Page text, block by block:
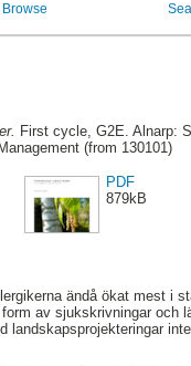
Browse
First cycle, G2E. Alnarp:
Management (from 130101)
PDF
879kB
ändå ökat mest i
av sjukskrivningar och
landskapsprojekteringar